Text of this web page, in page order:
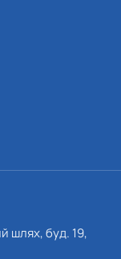
шлях, буд. 19,